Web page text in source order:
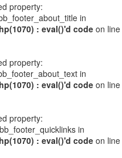
property:
in
: eval()'d codeon line
property:
in
: eval()'d codeon line
property:
in
: eval()'d codeon line